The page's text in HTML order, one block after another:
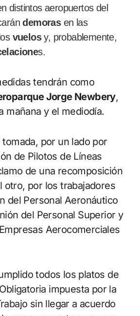
distintos aeropuertos del
demorasen las
vuelosy, probablemente,
s.
tendrán como
Jorge Newbery,
mañana y el mediodía.
por un lado por
de Pilotos de Líneas
de una recomposición
otro, por los trabajadores
del Personal Aeronáutico
del Personal Superior y
Aerocomerciales
todos los platos de
impuesta por la
sin llegar a acuerdo